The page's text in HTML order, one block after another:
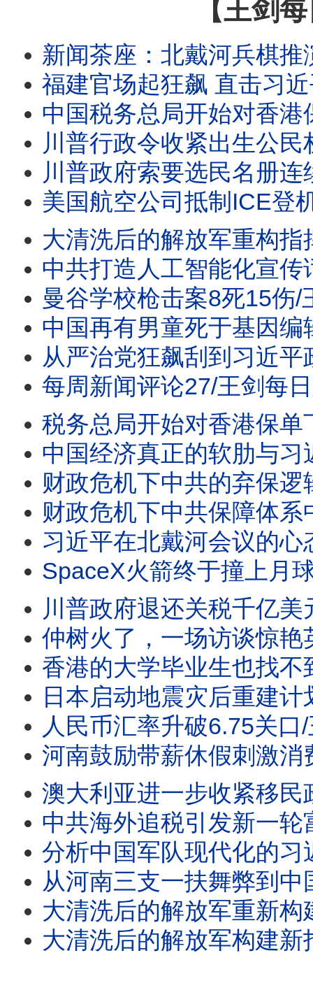
【王剑
新闻茶座：北戴河兵棋推演：
福建官场起狂飙 直击习近
中国税务总局开始对香港保险收益征税/
川普行政令收紧出生公民权/王剑
川普政府索要选民名册连续21次败诉/
美国航空公司抵制ICE登机口抓人/王
大清洗后的解放军重构指挥系统/王
中共打造人工智能化宣传话语体系/王
曼谷学校枪击案8死15伤/王剑每
中国再有男童死于基因编辑实验/王剑每日
从严治党狂飙刮到习近平政治腹地福建/沙特土耳其
每周新闻评论27/王剑每
税务总局开始对香港保
中国经济真正的软肋与习近
财政危机下中共的弃保
财政危机下中共保障体系中的弃保逻辑/曼谷枪击
习近平在北戴河会议的心
SpaceX火箭终于撞上月球/王剑每日观
川普政府退还关税千亿美元/王剑
仲树火了，一场访谈惊艳英语世界/王
香港的大学毕业生也找不到工作了/王
日本启动地震灾后重建计划/王剑
人民币汇率升破6.75关口/王剑每
河南鼓励带薪休假刺激消费/王剑
澳大利亚进一步收紧移民政策/王剑
中共海外追税引发新一轮富豪移民潮/日经亚洲：北戴河
分析中国军队现代化的习近
从河南三支一扶舞弊到中
大清洗后的解放军重新构
大清洗后的解放军构建新指挥系统/航空公司抵制ICE登机口抓